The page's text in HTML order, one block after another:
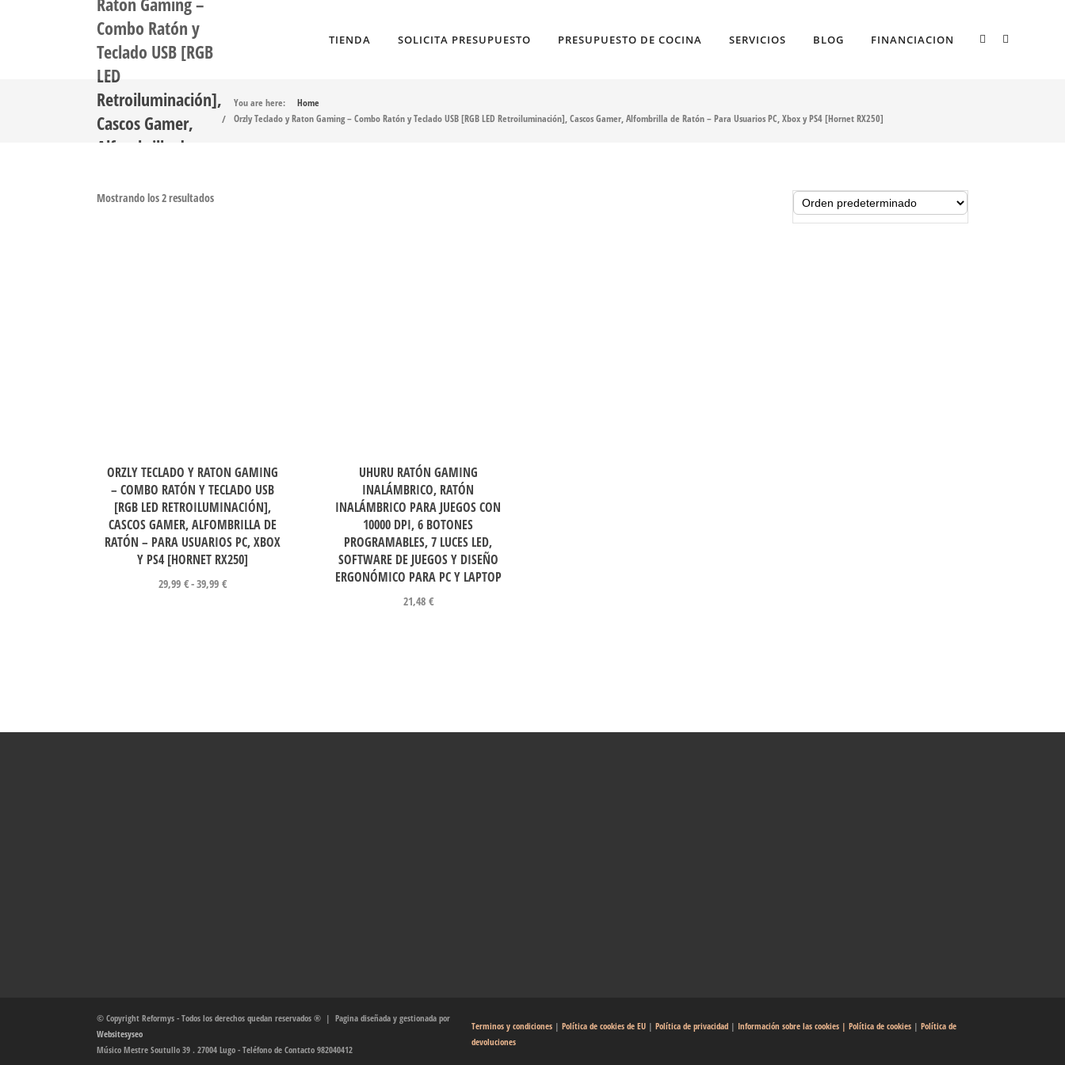
TIENDA SOLICITA PRESUPUESTO PRESUPUESTO DE COCINA SERVICIOS BLOG FINANCIACION
Combo Ratón y
Teclado USB [RGB
LED
Retroiluminación],
Cascos Gamer,
Alfombrilla de
Usuarios PC, Xbox
You are here:
Home
Orzly Teclado y Raton Gaming – Combo Ratón y Teclado USB [RGB LED Retroiluminación], Cascos Gamer, Alfombrilla de Ratón – Para Usuarios PC, Xbox y PS4 [Hornet RX250]
Mostrando los 2 resultados
ORZLY TECLADO Y RATON GAMING
– COMBO RATÓN Y TECLADO USB
[RGB LED RETROILUMINACIÓN],
CASCOS GAMER, ALFOMBRILLA DE
RATÓN – PARA USUARIOS PC, XBOX
Y PS4 [HORNET RX250]
29,99€-39,99€
UHURU RATÓN GAMING
INALÁMBRICO, RATÓN
INALÁMBRICO PARA JUEGOS CON
10000 DPI, 6 BOTONES
PROGRAMABLES, 7 LUCES LED,
SOFTWARE DE JUEGOS Y DISEÑO
ERGONÓMICO PARA PC Y LAPTOP
21,48 €
© Copyright Reformys - Todos los derechos quedan reservados ® | Pagina diseñada y gestionada por
Websitesyseo
Músico Mestre Soutullo 39 . 27004 Lugo - Teléfono de Contacto 982040412
Terminos y condiciones | Política de cookies de EU | Política de privacidad | Información sobre las cookies | Política de cookies | Política de
devoluciones